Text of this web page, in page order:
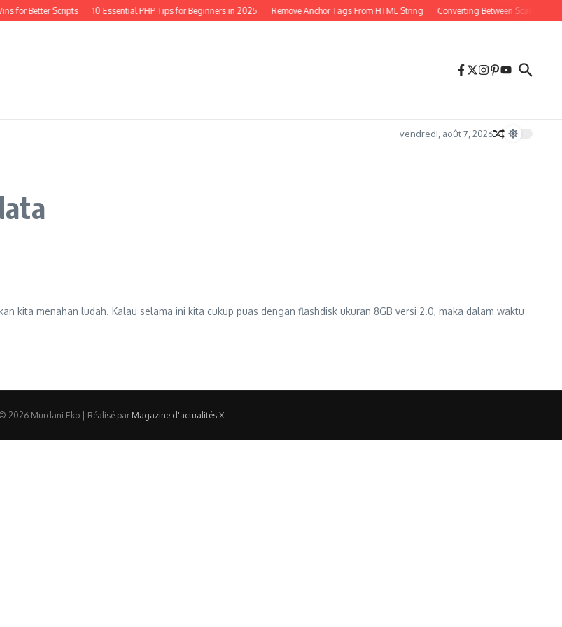
for Better Scripts 10 Essential PHP Tips for Beginners in 2025 Remove Anchor Tags From HTML String Converting Between Scales in
vendredi, août 7, 2026
kita menahan ludah. Kalau selama ini kita cukup puas dengan flashdisk ukuran 8GB versi 2.0, maka dalam waktu
2026 Murdani Eko | Réalisé parMagazine d'actualités X